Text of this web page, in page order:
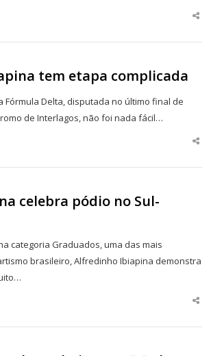
tem etapa complicada
Fórmula Delta, disputada no último final de
de Interlagos, não foi nada fácil…
celebra pódio no Sul-
categoria Graduados, uma das mais
brasileiro, Alfredinho Ibiapina demonstra